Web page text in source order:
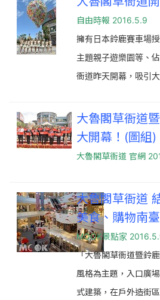
自由時報 2016.5.9
擁有日本鈴鹿賽車場
主題親子遊樂園等、
衙道昨天開幕，吸引
大魯閣草衙道
大開幕！(圖組)
大魯閣草衙道 官網
大魯閣草衙道
美食、購物南
MOOK景點家
「大魯閣草衙道暨鈴
風格為主題，入口廣
式建築，在戶外造街